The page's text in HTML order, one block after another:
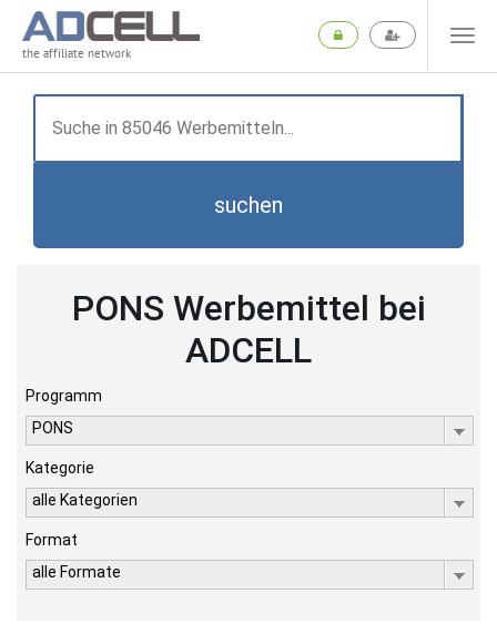
the affiliate network
suchen
PONS Werbemittel bei
ADCELL
Programm
PONS
Kategorie
alle Kategorien
Format
alle Formate